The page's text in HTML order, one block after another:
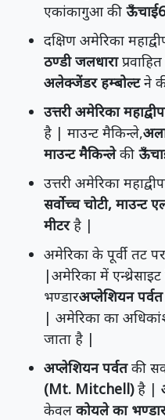
एकांकागुआ की
दक्षिण अमेरिका
ठण्डी जलधारा
अलेक्जेंडर हम्बोल्टने
उत्तरी अमेरिका महाद्वीप
है | माउन्ट मैकिन्ले,
माउन्ट मैकिन्लेकी
उत्तरी अमेरिका
सर्वोच्च चोटी, माउन्ट
मीटरहै |
अमेरिका के पूर्वी तट पर
|अमेरिका में
भण्डारअप्लेशियन पर्वत
| अमेरिका का
जाता है |
अप्लेशियन पर्वतकी
(Mt. Mitchell)है |
केवल कोयले का